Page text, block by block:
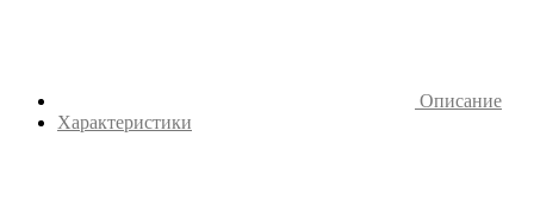
Описание
Характеристики